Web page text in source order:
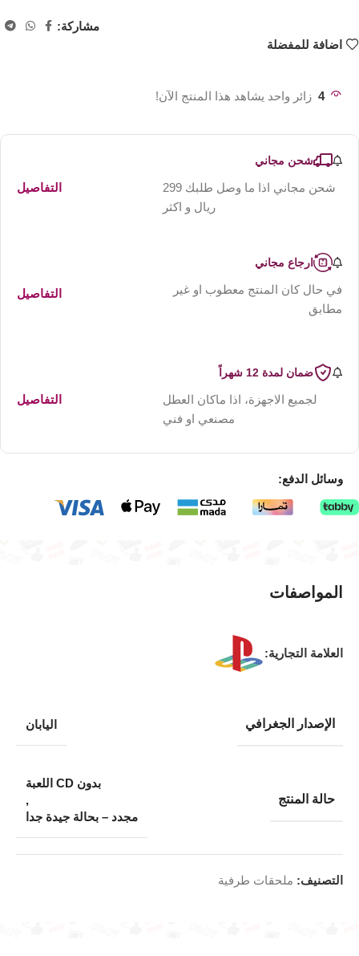
مشاركة:
اضافة للمفضلة
4 زائر واحد يشاهد هذا المنتج الآن!
شحن مجاني
شحن مجاني اذا ما وصل طلبك 299
ريال و اكثر
التفاصيل
ارجاع مجاني
في حال كان المنتج معطوب او غير
مطابق
التفاصيل
ضمان لمدة 12 شهراً
لجميع الاجهزة، اذا ماكان العطل
مصنعي او فني
التفاصيل
وسائل الدفع:
المواصفات
العلامة التجارية:
الإصدار الجغرافي اليابان
حالة المنتج
بدون CD اللعبة
,
مجدد – بحالة جيدة جدا
التصنيف: ملحقات طرفية